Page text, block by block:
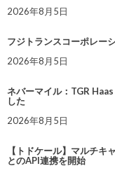
2026年8月5日
フジトランスコーポレー
2026年8月5日
ネバーマイル：TGR
した
2026年8月5日
【トドケール】マルチ
とのAPI連携を開始